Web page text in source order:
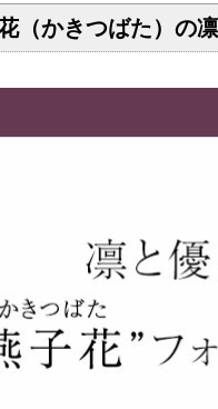
（かきつばた）